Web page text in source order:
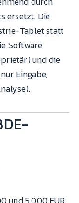
ersetzt. Die
Tablet statt
Software
und die
Eingabe,
und 5.000 EUR